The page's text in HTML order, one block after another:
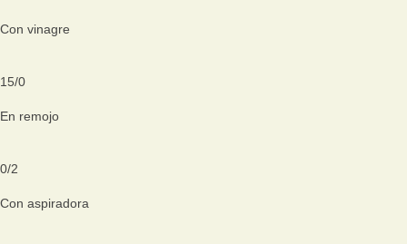
Con vinagre
15/0
En remojo
0/2
Con aspiradora